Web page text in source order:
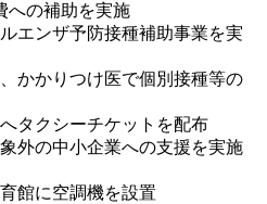
への補助を実施
エンザ予防接種補助事業を実
かかりつけ医で個別接種等の
タクシーチケットを配布
外の中小企業への支援を実施
館に空調機を設置